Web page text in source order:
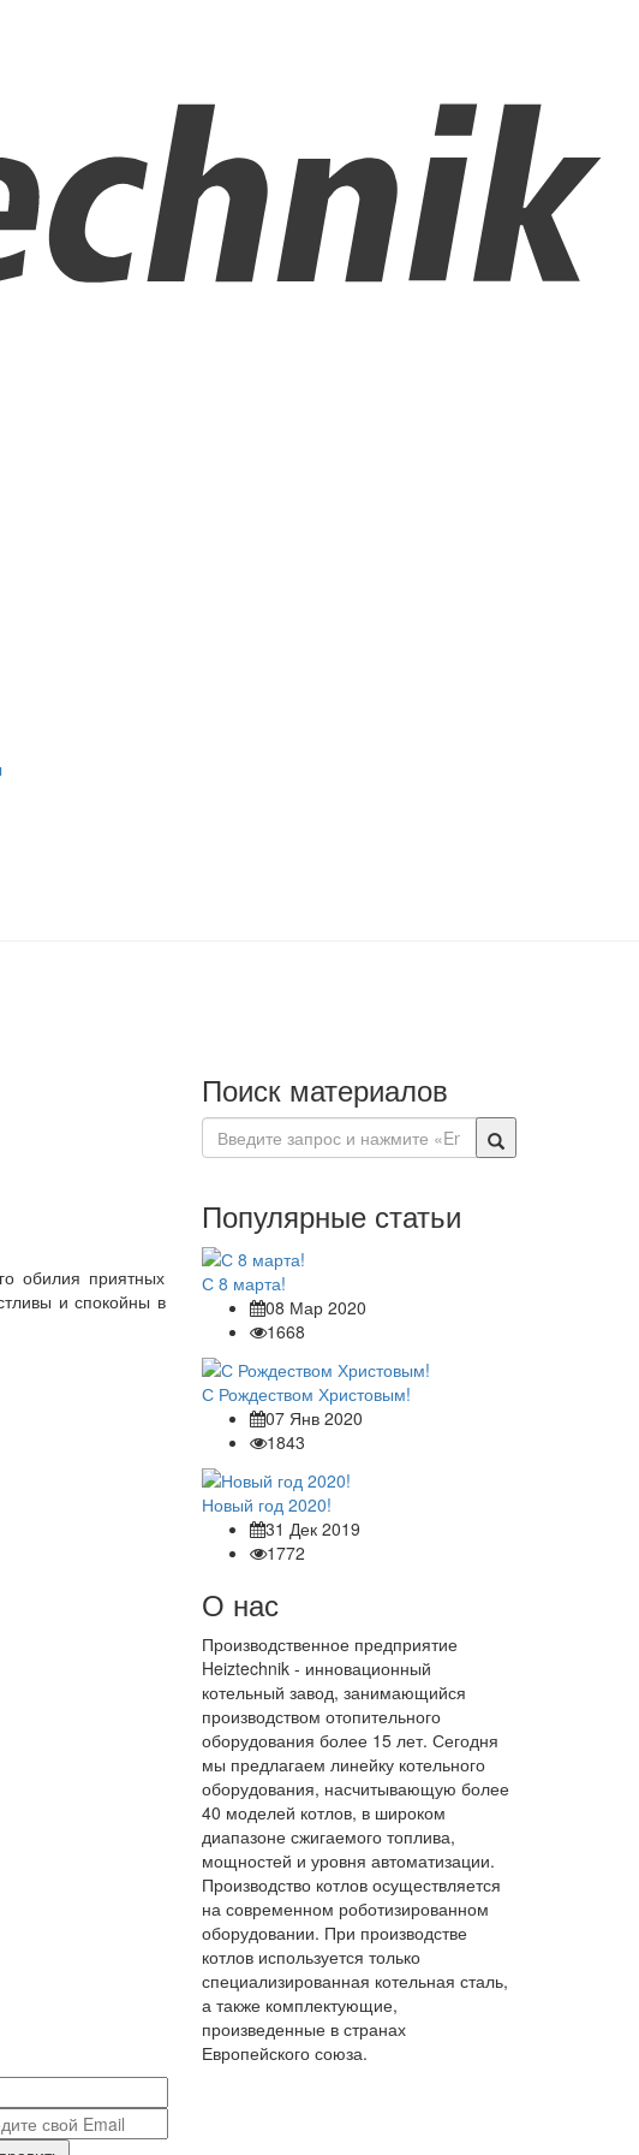
обилия приятных
и спокойны в
Поиск материалов
Популярные статьи
С 8 марта!
08 Мар 2020
1668
С Рождеством Христовым!
07 Янв 2020
1843
Новый год 2020!
31 Дек 2019
1772
О нас
Производственное предприятие
Heiztechnik - инновационный
котельный завод, занимающийся
производством отопительного
оборудования более 15 лет. Сегодня
мы предлагаем линейку котельного
оборудования, насчитывающую более
40 моделей котлов, в широком
диапазоне сжигаемого топлива,
мощностей и уровня автоматизации.
Производство котлов осуществляется
на современном роботизированном
оборудовании. При производстве
котлов используется только
специализированная котельная сталь,
а также комплектующие,
произведенные в странах
Европейского союза.